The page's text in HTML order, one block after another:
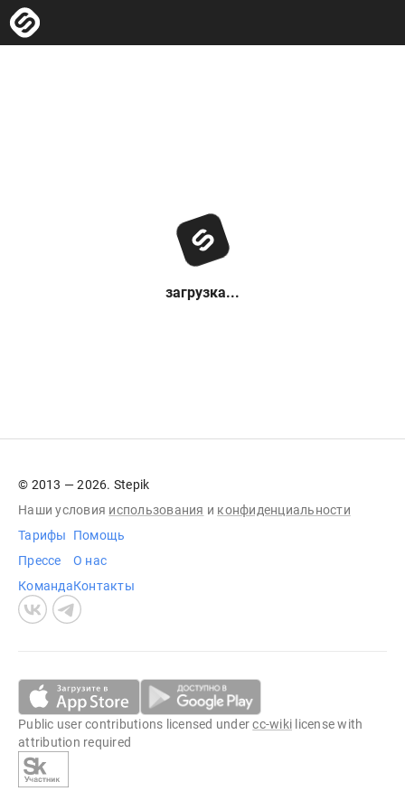
загрузка...
© 2013 — 2026. Stepik
Наши условия использования и конфиденциальности
Тарифы
Прессе
Команда
Помощь
О нас
Контакты
Public user contributions licensed undercc-wiki license with
attribution required